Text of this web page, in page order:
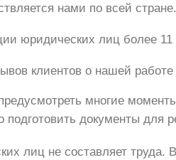
нами по всей стране.
юридических лиц более 11
клиентов о нашей работе
многие
подготовить документы для
лиц не составляет